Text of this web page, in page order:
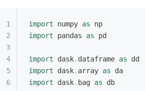
import numpy as np
import pandas as pd
import dask. dataframe as dd
import dask. array as da
import dask. bag as db